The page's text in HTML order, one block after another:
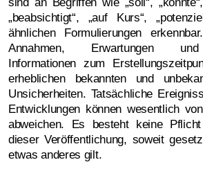
„beabsichtigt“, „auf Kurs“,
ähnlichen Formulierungen
Annahmen, Erwartungen und
Informationen zum
erheblichen bekannten und
Unsicherheiten. Tatsächliche
Entwicklungen können wesentlich
abweichen. Es besteht keine
dieser Veröffentlichung, soweit
etwas anderes gilt.